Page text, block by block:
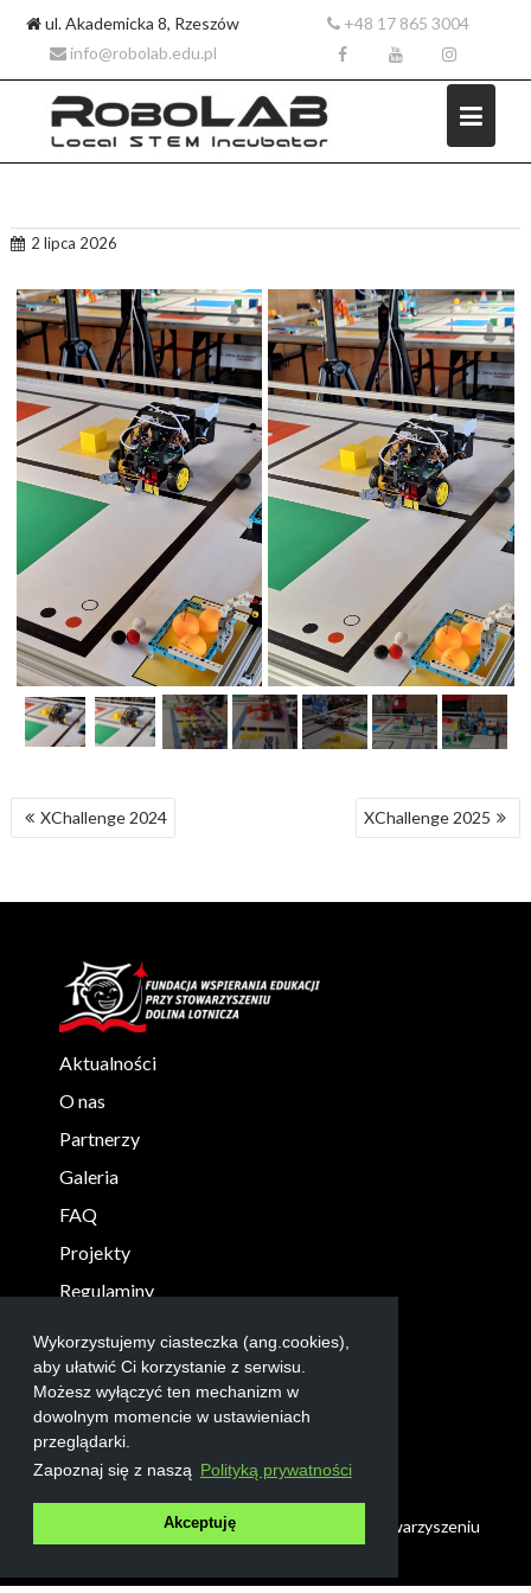
Wykorzystujemy ciasteczka (ang.cookies),
aby ułatwić Ci korzystanie z serwisu.
Możesz wyłączyć ten mechanizm w
dowolnym momencie w ustawieniach
przeglądarki.
Zapoznaj się z naszą Polityką prywatności
Akceptuję
Skip
content
ul. Akademicka 8, Rzeszów
+48 17 865 3004
info@robolab.edu.pl
2 lipca 2026
NAWIGACJA
WPISU
XChallenge 2024 XChallenge 2025
Aktualności
O nas
Partnerzy
Galeria
FAQ
Projekty
Regulaminy
KONTAKT
info@robolab.edu.pl
+48 17 865 3004
© 2022 Fundacja Wspierania Edukacji przy Stowarzyszeniu
Dolina Lotnicza